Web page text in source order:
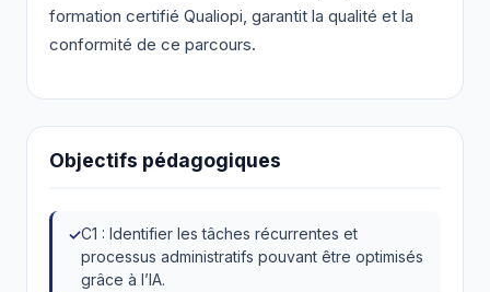
formation certifié Qualiopi, garantit la qualité et la
conformité de ce parcours.
Objectifs pédagogiques
C1 : Identifier les tâches récurrentes et
processus administratifs pouvant être optimisés
grâce à l’IA.